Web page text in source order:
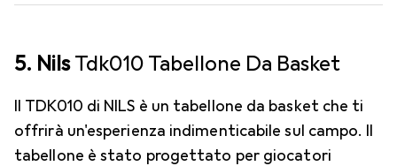
5. NilsTdk010 Tabellone Da Basket
Il TDK010 di NILS è un tabellone da basket che ti
offrirà un'esperienza indimenticabile sul campo. Il
tabellone è stato progettato per giocatori